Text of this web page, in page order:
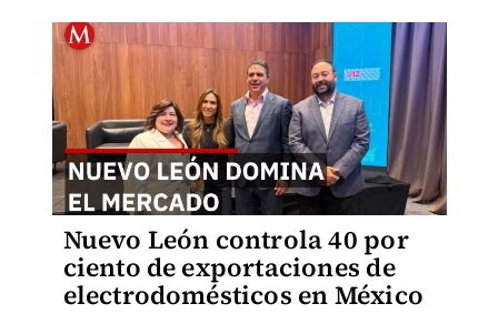
Nuevo León controla 40 por
ciento de exportaciones de
electrodomésticos en México